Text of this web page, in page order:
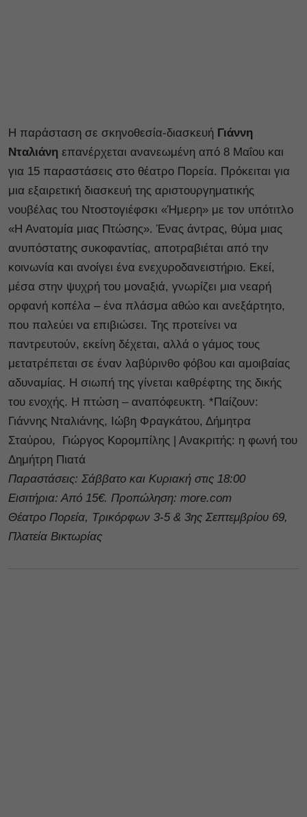
Η παράσταση σε σκηνοθεσία-διασκευή Γιάννη
Νταλιάνη επανέρχεται ανανεωμένη από 8 Μαΐου και
για 15 παραστάσεις στο θέατρο Πορεία. Πρόκειται για
μια εξαιρετική διασκευή της αριστουργηματικής
νουβέλας του Ντοστογιέφσκι «Ήμερη» με τον υπότιτλο
«Η Ανατομία μιας Πτώσης». Ένας άντρας, θύμα μιας
ανυπόστατης συκοφαντίας, αποτραβιέται από την
κοινωνία και ανοίγει ένα ενεχυροδανειστήριο. Εκεί,
μέσα στην ψυχρή του μοναξιά, γνωρίζει μια νεαρή
ορφανή κοπέλα – ένα πλάσμα αθώο και ανεξάρτητο,
που παλεύει να επιβιώσει. Της προτείνει να
παντρευτούν, εκείνη δέχεται, αλλά ο γάμος τους
μετατρέπεται σε έναν λαβύρινθο φόβου και αμοιβαίας
αδυναμίας. Η σιωπή της γίνεται καθρέφτης της δικής
του ενοχής. Η πτώση – αναπόφευκτη. *Παίζουν:
Γιάννης Νταλιάνης, Ιώβη Φραγκάτου, Δήμητρα
Σταύρου, Γιώργος Κορομπίλης | Ανακριτής: η φωνή του
Δημήτρη Πιατά
Παραστάσεις: Σάββατο και Κυριακή στις 18:00
Εισιτήρια: Από 15€. Προπώληση: more.com
Θέατρο Πορεία, Τρικόρφων 3-5 & 3ης Σεπτεμβρίου 69,
Πλατεία Βικτωρίας